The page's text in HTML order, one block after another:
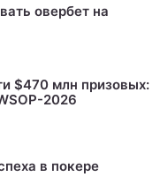
овербет на
$470 млн призовых:
2026
в покере